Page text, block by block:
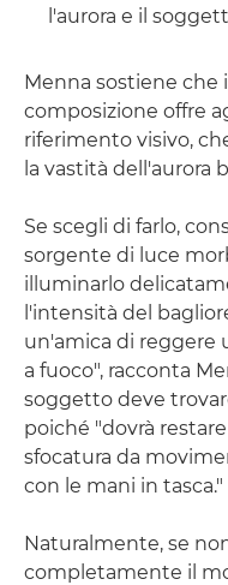
l'aurora e il
Menna sostiene che
composizione offre
riferimento visivo,
la vastità dell'aurora
Se scegli di farlo,
sorgente di luce
illuminarlo
l'intensità del
un'amica di reggere
a fuoco", racconta
soggetto deve
poiché "dovrà
sfocatura da
con le mani in tasca."
Naturalmente, se
completamente il